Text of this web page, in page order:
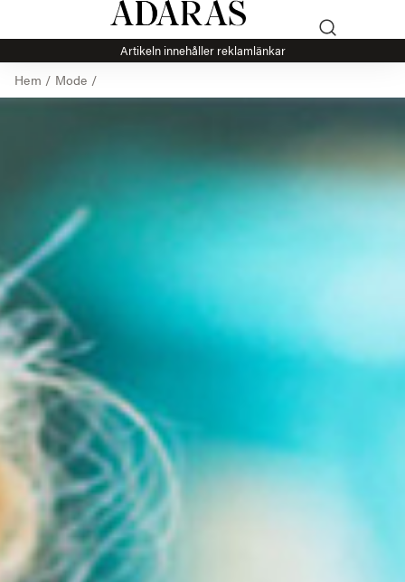
Artikeln innehåller reklamlänkar
Hem / Mode /